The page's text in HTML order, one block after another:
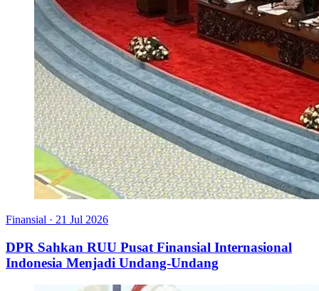
Finansial · 21 Jul 2026
DPR Sahkan RUU Pusat Finansial Internasional
Indonesia Menjadi Undang-Undang